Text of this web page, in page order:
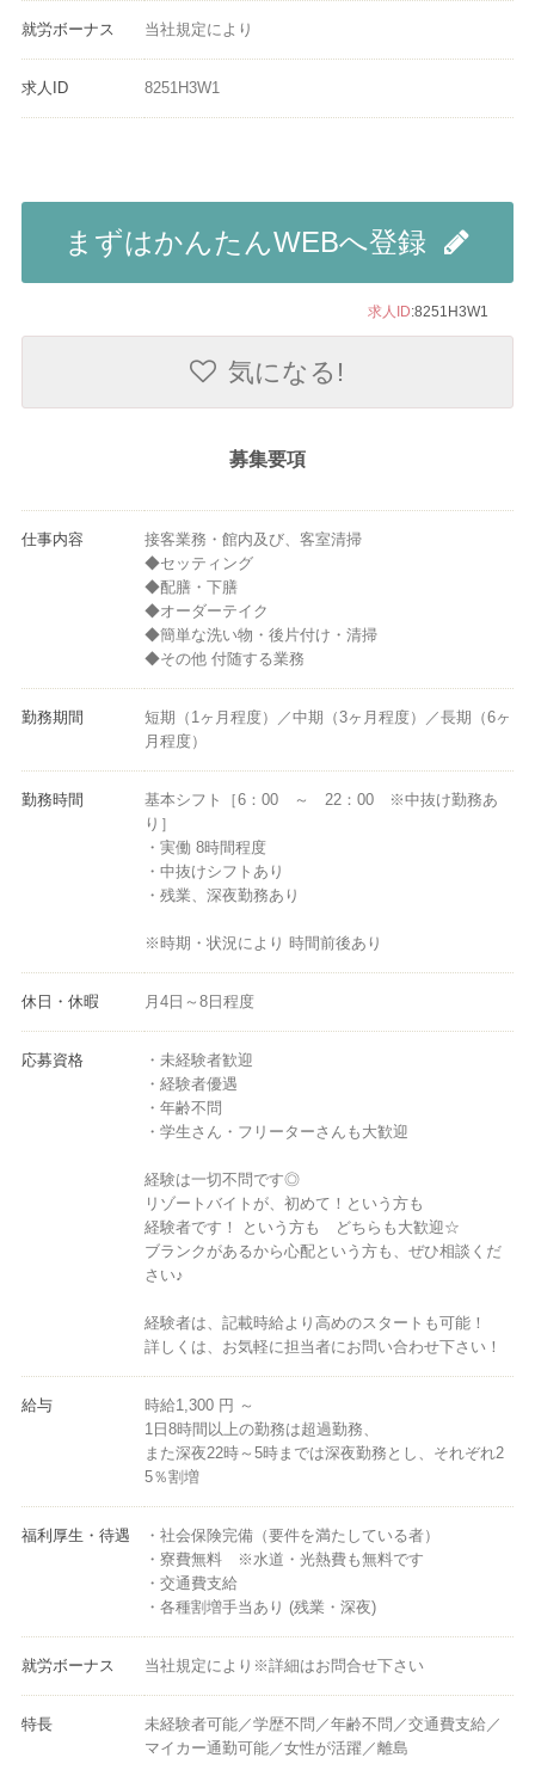
就労ボーナス 当社規定により
求人ID 8251H3W1
まずはかんたんWEBへ登録
求人ID:8251H3W1
気になる!
募集要項
仕事内容
接客業務・館内及び、客室清掃
◆セッティング
◆配膳・下膳
◆オーダーテイク
◆簡単な洗い物・後片付け・清掃
◆その他 付随する業務
勤務期間
短期（1ヶ月程度）／中期（3ヶ月程度）／長期（6ヶ
月程度）
勤務時間
基本シフト［6：00 ～ 22：00 ※中抜け勤務あ
り］
・実働 8時間程度
・中抜けシフトあり
・残業、深夜勤務あり
※時期・状況により 時間前後あり
休日・休暇 月4日～8日程度
応募資格
・未経験者歓迎
・経験者優遇
・年齢不問
・学生さん・フリーターさんも大歓迎
経験は一切不問です◎
リゾートバイトが、初めて！という方も
経験者です！ という方も どちらも大歓迎☆
ブランクがあるから心配という方も、ぜひ相談くだ
さい♪
経験者は、記載時給より高めのスタートも可能！
詳しくは、お気軽に担当者にお問い合わせ下さい！
給与
時給1,300 円 ～
1日8時間以上の勤務は超過勤務、
また深夜22時～5時までは深夜勤務とし、それぞれ2
5％割増
福利厚生・待遇
・社会保険完備（要件を満たしている者）
・寮費無料 ※水道・光熱費も無料です
・交通費支給
・各種割増手当あり (残業・深夜)
就労ボーナス 当社規定により※詳細はお問合せ下さい
特長
未経験者可能／学歴不問／年齢不問／交通費支給／
マイカー通勤可能／女性が活躍／離島